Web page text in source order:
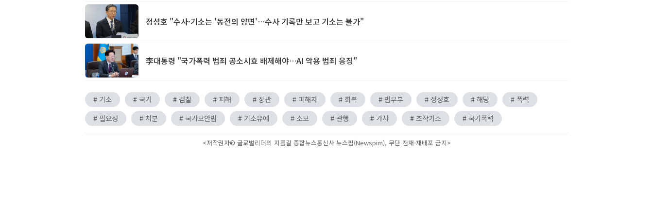
정성호 "수사·기소는 '동전의 양면'…수사 기록만 보고 기소는 불가"
李대통령 "국가폭력 범죄 공소시효 배제해야…AI 악용 범죄 응징"
# 기소 # 국가 # 검찰 # 피해 # 장관 # 피해자 # 회복 # 법무부 # 정성호 # 해당
# 폭력
# 필요성
# 처분 # 국가보안법 # 기소유예 # 소보 # 관행 # 가사 # 조작기소 # 국가폭력
<저작권자© 글로벌리더의 지름길 종합뉴스통신사 뉴스핌(Newspim), 무단 전재-재배포 금지>